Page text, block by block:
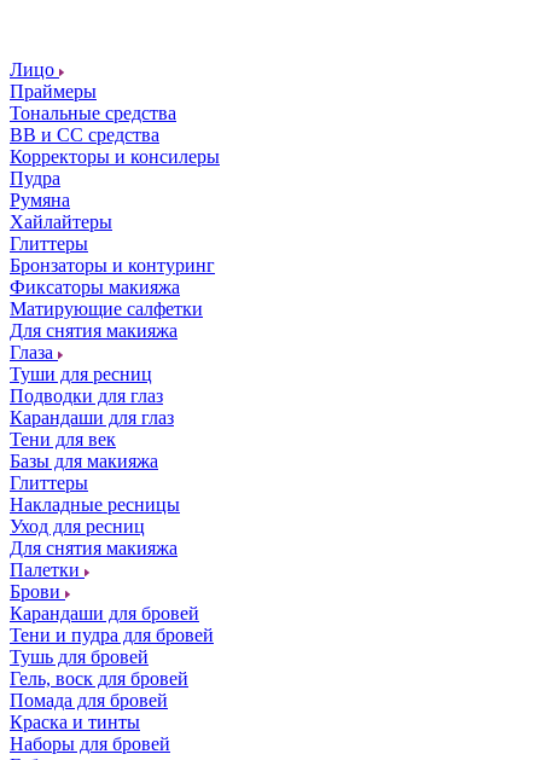
Лицо
Праймеры
Тональные средства
ВВ и СС средства
Корректоры и консилеры
Пудра
Румяна
Хайлайтеры
Глиттеры
Бронзаторы и контуринг
Фиксаторы макияжа
Матирующие салфетки
Для снятия макияжа
Глаза
Туши для ресниц
Подводки для глаз
Карандаши для глаз
Тени для век
Базы для макияжа
Глиттеры
Накладные ресницы
Уход для ресниц
Для снятия макияжа
Палетки
Брови
Карандаши для бровей
Тени и пудра для бровей
Тушь для бровей
Гель, воск для бровей
Помада для бровей
Краска и тинты
Наборы для бровей